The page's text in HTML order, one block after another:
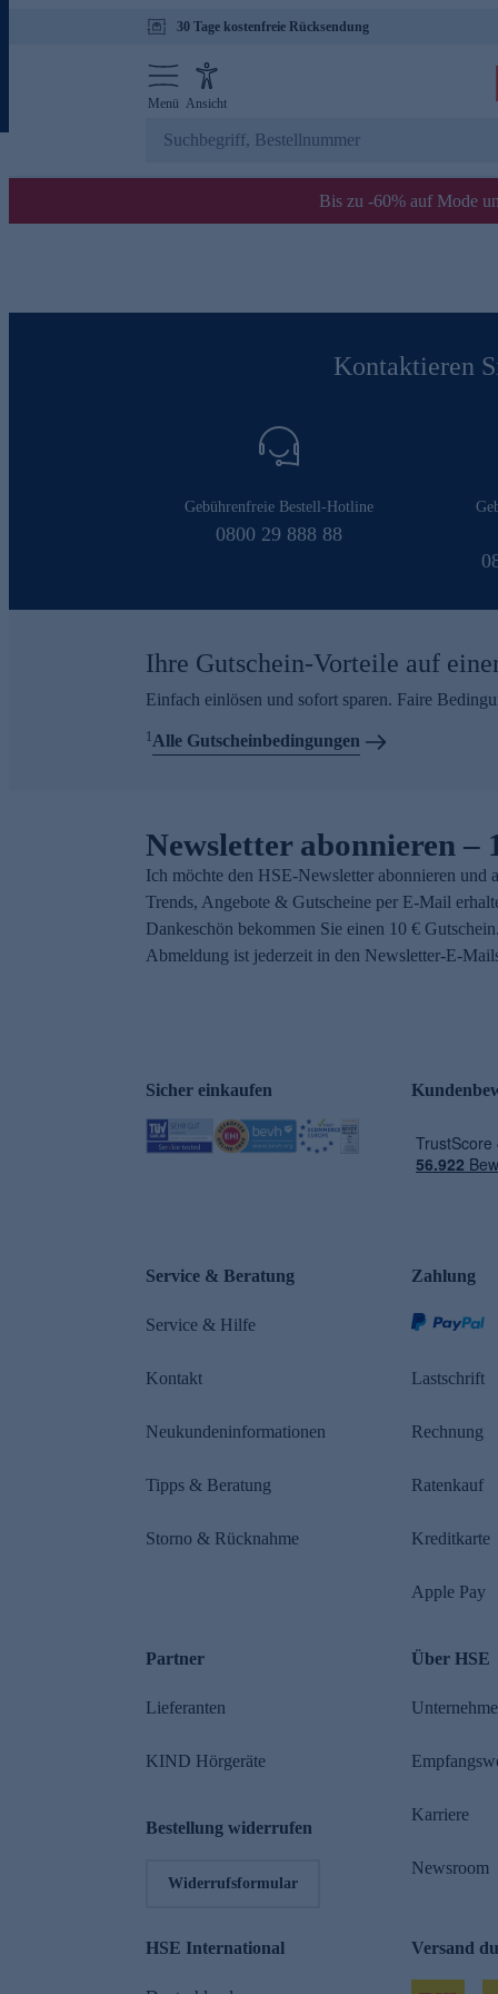
30 Tage kostenfreie Rücksendung
Menü Ansicht
Bis zu -60% auf Mode
Kontaktieren
Gebührenfreie Bestell-Hotline
0800 29 888 88
Ihre Gutschein-Vorteile auf
Einfach einlösen und sofort sparen. Faire
1Alle Gutscheinbedingungen
Newsletter abonnieren –
Ich möchte den HSE-Newsletter abonnieren und
Trends, Angebote & Gutscheine per E-Mail
Dankeschön bekommen Sie einen 10 €
Abmeldung ist jederzeit in den Newsletter-E-
Sicher einkaufen
Service & Beratung
Service & Hilfe
Kontakt
Neukundeninformationen
Tipps & Beratung
Storno & Rücknahme
Zahlung
Lastschrift
Rechnung
Ratenkauf
Kreditkarte
Apple Pay
Partner
Lieferanten
KIND Hörgeräte
Bestellung widerrufen
Widerrufsformular
Über HSE
Karriere
Newsroom
HSE International Versand